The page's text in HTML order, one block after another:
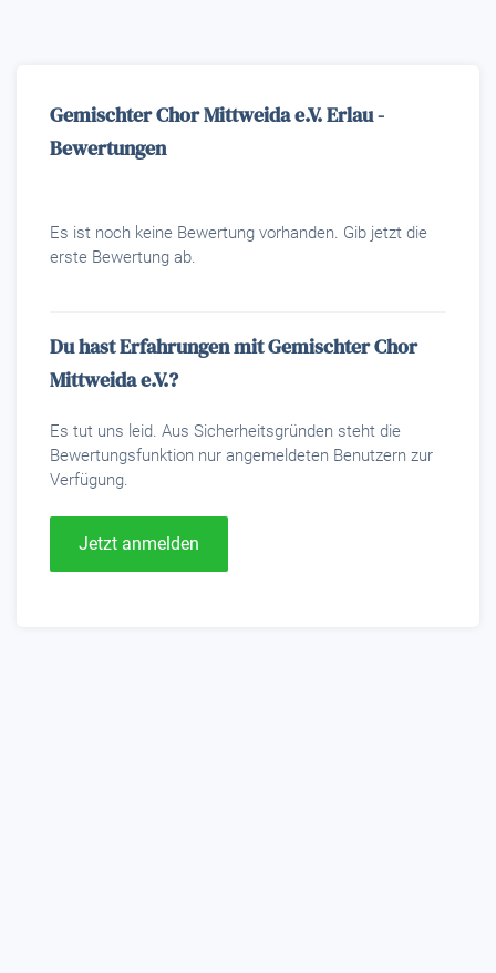
Gemischter Chor Mittweida e.V. Erlau -
Bewertungen
Es ist noch keine Bewertung vorhanden. Gib jetzt die
erste Bewertung ab.
Du hast Erfahrungen mit Gemischter Chor
Mittweida e.V.?
Es tut uns leid. Aus Sicherheitsgründen steht die
Bewertungsfunktion nur angemeldeten Benutzern zur
Verfügung.
Jetzt anmelden